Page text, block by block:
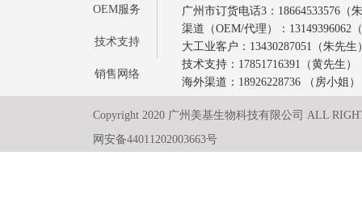
OEM服务
技术支持
销售网络
广州市订货电话3：18664533576（
渠道（OEM/代理）：13149396062
大工业客户：13430287051（朱先生
技术支持：17851716391（黄先生）
海外渠道：18926228736 （房小姐）
Copyright 2020 广州美基生物科技有限公司 ALL
网安备44011202003663号